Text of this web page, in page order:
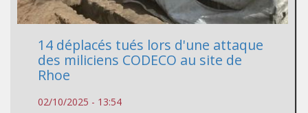
14 déplacés tués lors d'une attaque
des miliciens CODECO au site de
Rhoe
02/10/2025 - 13:54